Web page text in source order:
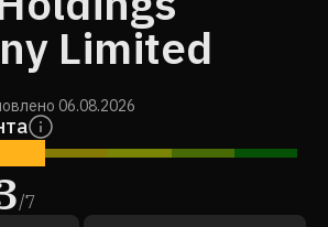
Limited
06.08.2026
/7